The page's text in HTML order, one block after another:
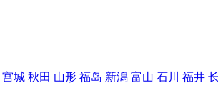
宫城 秋田 山形 福岛 新潟 富山 石川 福井